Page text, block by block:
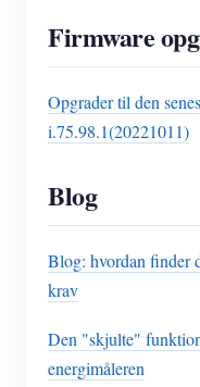
Firmware
Opgrader til den
i.75.98.1(20221011)
Blog
Blog: hvordan finder
krav
Den "skjulte"
energimåleren